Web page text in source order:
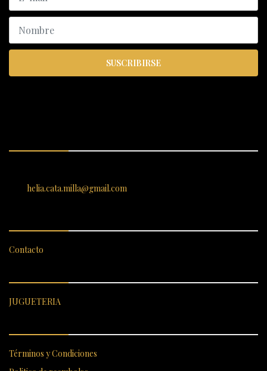
SUSCRIBIRSE
helia.cata.milla@gmail.com
Contacto
JUGUETERIA
Términos y Condiciones